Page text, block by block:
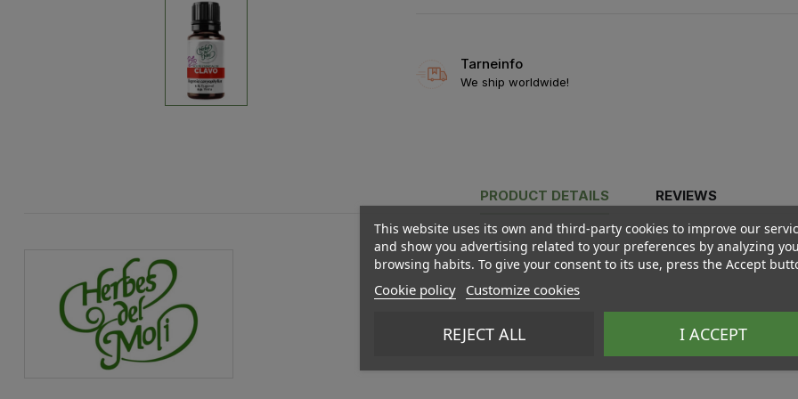
Tarneinfo
We ship worldwide!
PRODUCT DETAILS REVIEWS
This website uses its own and third-party cookies to improve our
and show you advertising related to your preferences by analyzing
browsing habits. To give your consent to its use, press the Accept
Cookie policy Customize cookies
REJECT ALL I ACCEPT